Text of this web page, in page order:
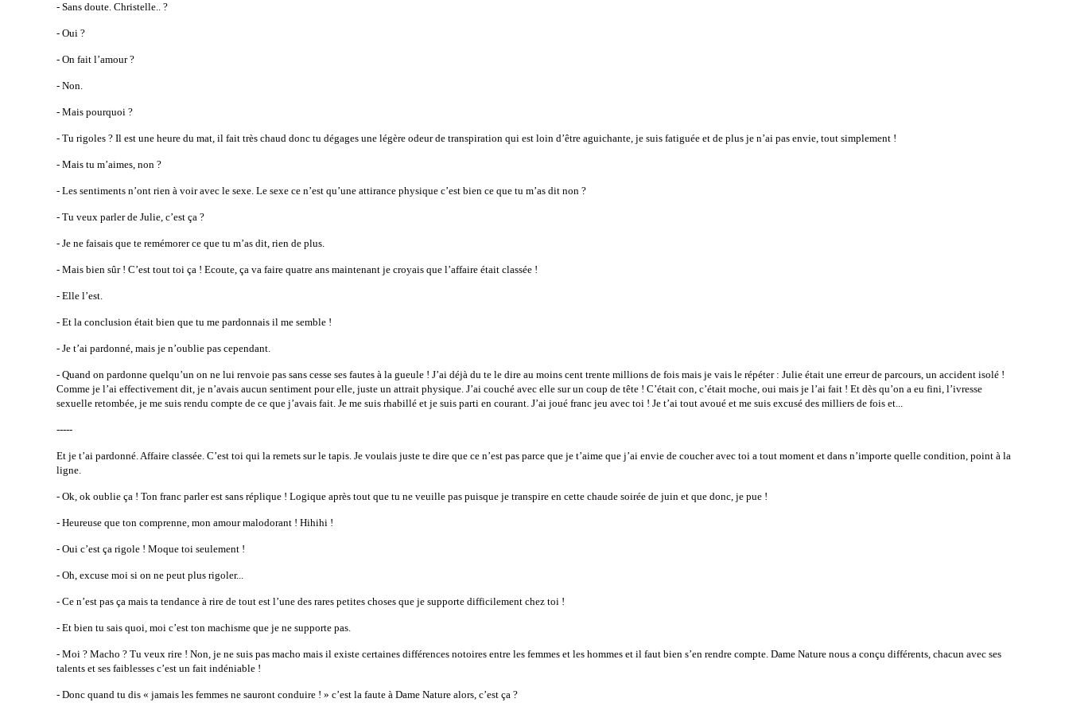
- Sans doute. Christelle.. ?
- Oui ?
- On fait l’amour ?
- Non.
- Mais pourquoi ?
- Tu rigoles ? Il est une heure du mat, il fait très chaud donc tu dégages une légère odeur de transpiration qui est loin d’être aguichante, je suis fatiguée et de plus je n’ai pas envie, tout simplement !
- Mais tu m’aimes, non ?
- Les sentiments n’ont rien à voir avec le sexe. Le sexe ce n’est qu’une attirance physique c’est bien ce que tu m’as dit non ?
- Tu veux parler de Julie, c’est ça ?
- Je ne faisais que te remémorer ce que tu m’as dit, rien de plus.
- Mais bien sûr ! C’est tout toi ça ! Ecoute, ça va faire quatre ans maintenant je croyais que l’affaire était classée !
- Elle l’est.
- Et la conclusion était bien que tu me pardonnais il me semble !
- Je t’ai pardonné, mais je n’oublie pas cependant.
- Quand on pardonne quelqu’un on ne lui renvoie pas sans cesse ses fautes à la gueule ! J’ai déjà du te le dire au moins cent trente millions de fois mais je vais le répéter : Julie était une erreur de parcours, un accident isolé !
Comme je l’ai effectivement dit, je n’avais aucun sentiment pour elle, juste un attrait physique. J’ai couché avec elle sur un coup de tête ! C’était con, c’était moche, oui mais je l’ai fait ! Et dès qu’on a eu fini, l’ivresse
sexuelle retombée, je me suis rendu compte de ce que j’avais fait. Je me suis rhabillé et je suis parti en courant. J’ai joué franc jeu avec toi ! Je t’ai tout avoué et me suis excusé des milliers de fois et...
-----
Et je t’ai pardonné. Affaire classée. C’est toi qui la remets sur le tapis. Je voulais juste te dire que ce n’est pas parce que je t’aime que j’ai envie de coucher avec toi a tout moment et dans n’importe quelle condition, point à la
ligne.
- Ok, ok oublie ça ! Ton franc parler est sans réplique ! Logique après tout que tu ne veuille pas puisque je transpire en cette chaude soirée de juin et que donc, je pue !
- Heureuse que ton comprenne, mon amour malodorant ! Hihihi !
- Oui c’est ça rigole ! Moque toi seulement !
- Oh, excuse moi si on ne peut plus rigoler...
- Ce n’est pas ça mais ta tendance à rire de tout est l’une des rares petites choses que je supporte difficilement chez toi !
- Et bien tu sais quoi, moi c’est ton machisme que je ne supporte pas.
- Moi ? Macho ? Tu veux rire ! Non, je ne suis pas macho mais il existe certaines différences notoires entre les femmes et les hommes et il faut bien s’en rendre compte. Dame Nature nous a conçu différents, chacun avec ses
talents et ses faiblesses c’est un fait indéniable !
- Donc quand tu dis « jamais les femmes ne sauront conduire ! » c’est la faute à Dame Nature alors, c’est ça ?